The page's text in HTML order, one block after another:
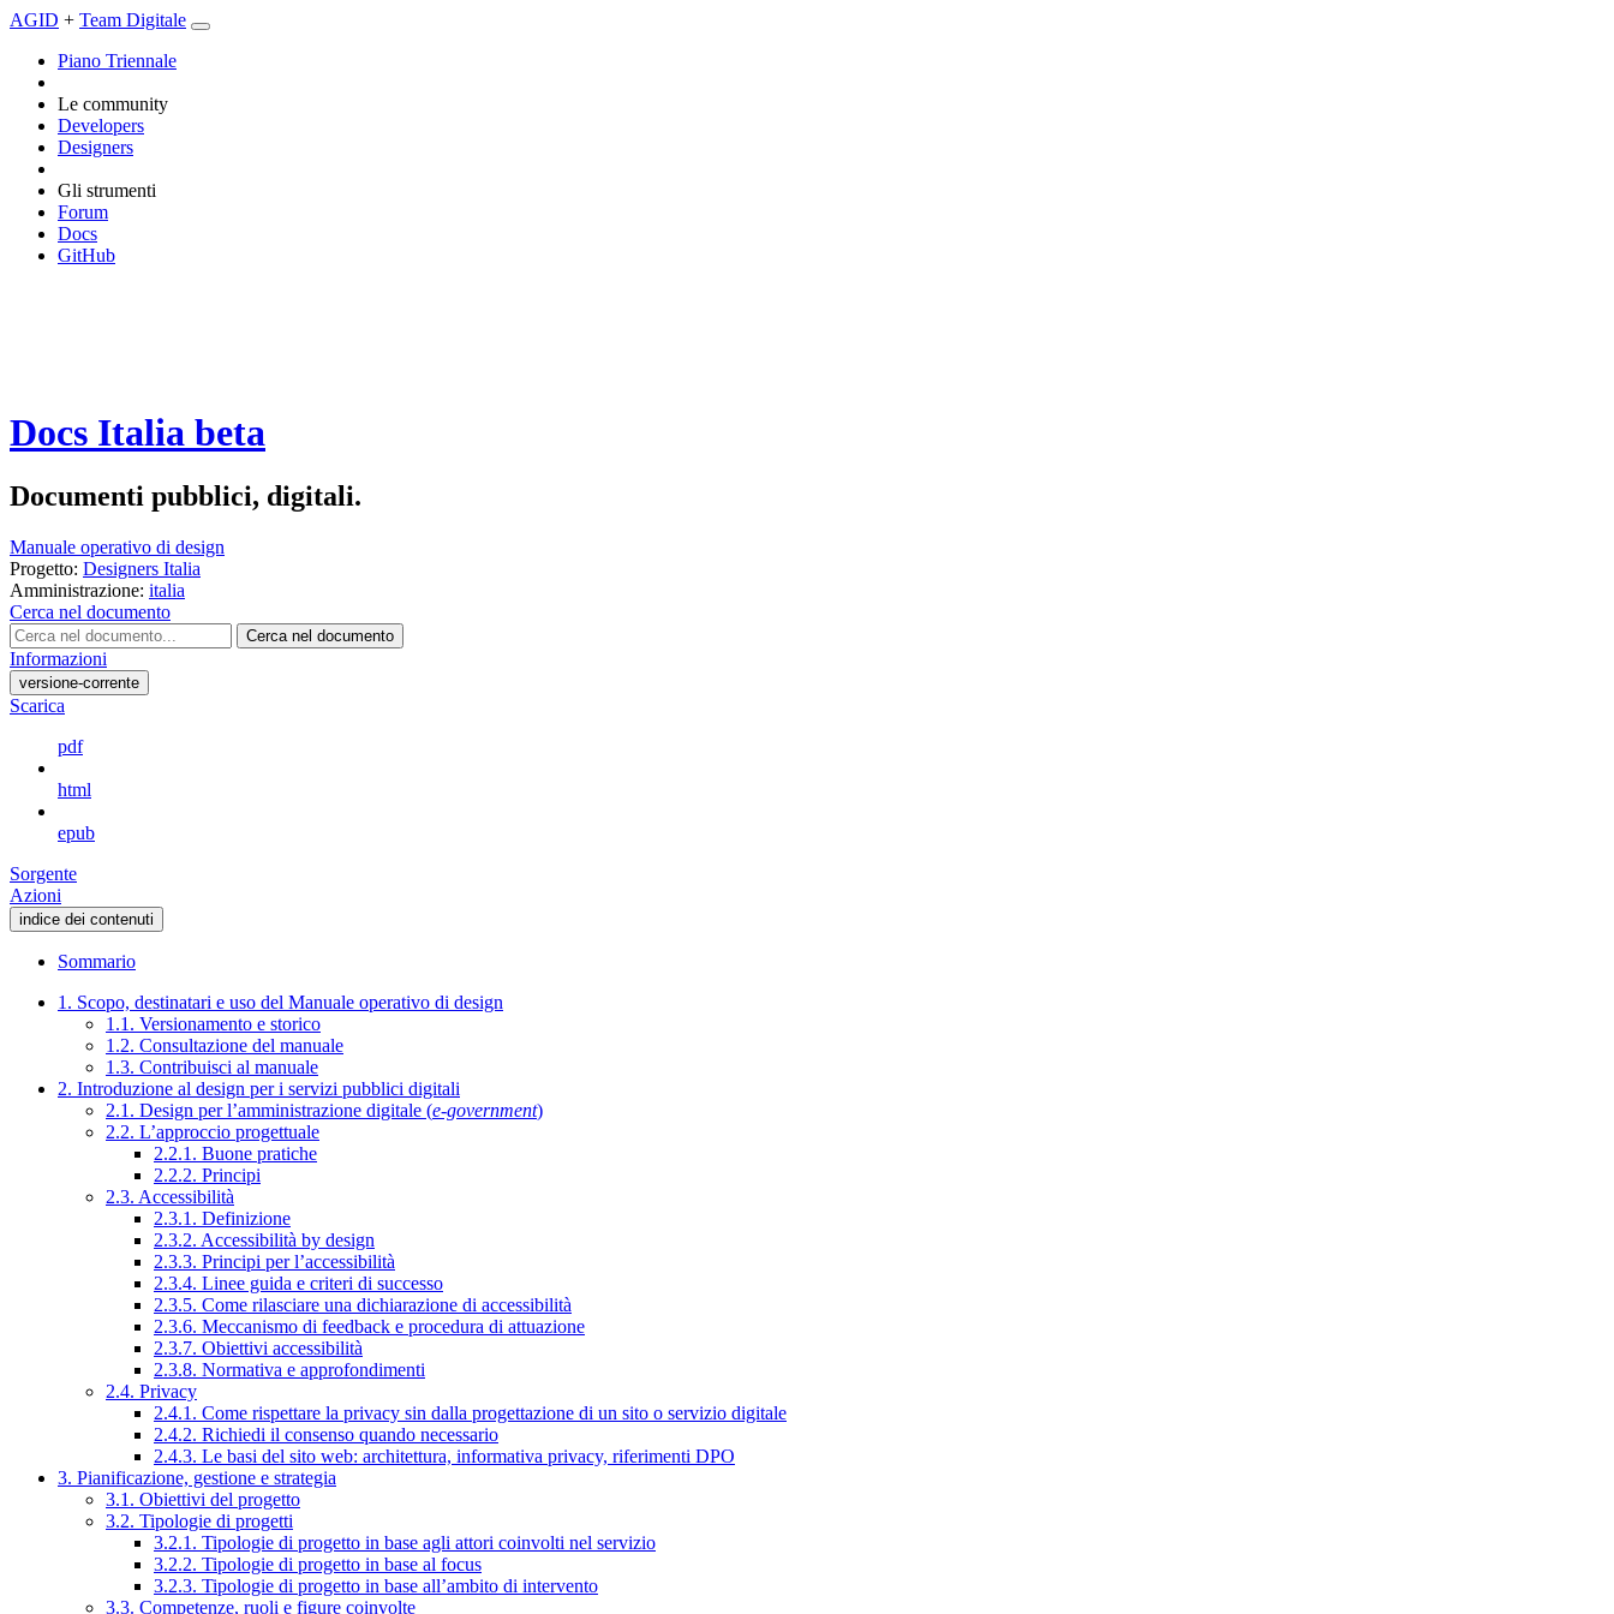
AGID + Team Digitale
Piano Triennale
Le community
Developers
Designers
Gli strumenti
Forum
Docs
GitHub
Docs Italia beta
Documenti pubblici, digitali.
Manuale operativo di design
Progetto: Designers Italia
Amministrazione: italia
Cerca nel documento
Cerca nel documento
Informazioni
versione-corrente
Scarica
pdf
html
epub
Sorgente
Azioni
indice dei contenuti
Sommario
1. Scopo, destinatari e uso del Manuale operativo di design
1.1. Versionamento e storico
1.2. Consultazione del manuale
1.3. Contribuisci al manuale
2. Introduzione al design per i servizi pubblici digitali
2.1. Design per l’amministrazione digitale (e-government)
2.2. L’approccio progettuale
2.2.1. Buone pratiche
2.2.2. Principi
2.3. Accessibilità
2.3.1. Definizione
2.3.2. Accessibilità by design
2.3.3. Principi per l’accessibilità
2.3.4. Linee guida e criteri di successo
2.3.5. Come rilasciare una dichiarazione di accessibilità
2.3.6. Meccanismo di feedback e procedura di attuazione
2.3.7. Obiettivi accessibilità
2.3.8. Normativa e approfondimenti
2.4. Privacy
2.4.1. Come rispettare la privacy sin dalla progettazione di un sito o servizio digitale
2.4.2. Richiedi il consenso quando necessario
2.4.3. Le basi del sito web: architettura, informativa privacy, riferimenti DPO
3. Pianificazione, gestione e strategia
3.1. Obiettivi del progetto
3.2. Tipologie di progetti
3.2.1. Tipologie di progetto in base agli attori coinvolti nel servizio
3.2.2. Tipologie di progetto in base al focus
3.2.3. Tipologie di progetto in base all’ambito di intervento
3.3. Competenze, ruoli e figure coinvolte